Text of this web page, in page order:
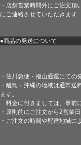
・店舗営業時間外にご注文頂
にご連絡させていただきます
●商品の発送について
・佐川急便・福山通運にての
・離島・沖縄の地域は通常送
ます。
料金に付きましては、事前
・原則的にご注文から2営業
・ご注文の時間や配達地域に